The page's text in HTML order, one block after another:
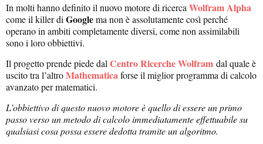
In molti hanno definito il nuovo motore di ricercaWolfram Alpha
come il killer diGooglema non è assolutamente così perché
operano in ambiti completamente diversi, come non assimilabili
sono i loro obbiettivi.
Il progetto prende piede dal Centro Ricerche Wolfram dal quale è
uscito tra l’altroMathematicaforse il miglior programma di calcolo
avanzato per matematici.
L’obbiettivo di questo nuovo motore è quello di essere un primo
passo verso un metodo di calcolo immediatamente effettuabile su
qualsiasi cosa possa essere dedotta tramite un algoritmo.